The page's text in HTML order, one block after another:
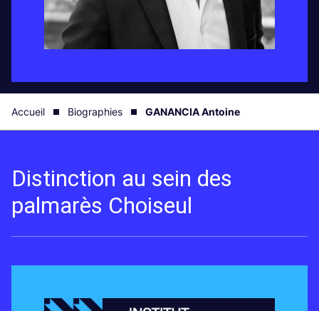
Accueil Biographies GANANCIA Antoine
Distinction au sein des
palmarès Choiseul